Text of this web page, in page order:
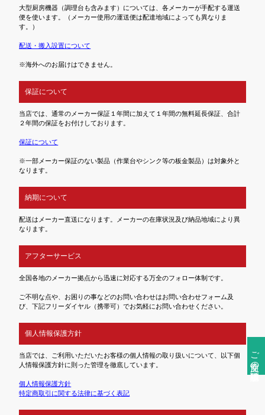
ご注文前の確認事項
大型厨房機器（調理台も含みます）については、各メーカーが手配する運送
便を使います。（メーカー使用の運送便は配達地域によっても異なりま
す。）
配送・搬入設置について
※海外へのお届けはできません。
保証について
当店では、通常のメーカー保証１年間に加えて１年間の無料延長保証、合計
２年間の保証をお付けしております。
保証について
※一部メーカー保証のない製品（作業台やシンク等の板金製品）は対象外と
なります。
納期について
配送はメーカー直送になります。メーカーの在庫状況及び納品地域により異
なります。
アフターサービス
全国各地のメーカー拠点から迅速に対応する万全のフォロー体制です。
ご不明な点や、お困りの事などのお問い合わせはお問い合わせフォーム及
び、下記フリーダイヤル（携帯可）でお気軽にお問い合わせください。
個人情報保護方針
当店では、ご利用いただいたお客様の個人情報の取り扱いについて、以下個
人情報保護方針に則った管理を徹底しています。
個人情報保護方針
特定商取引に関する法律に基づく表記